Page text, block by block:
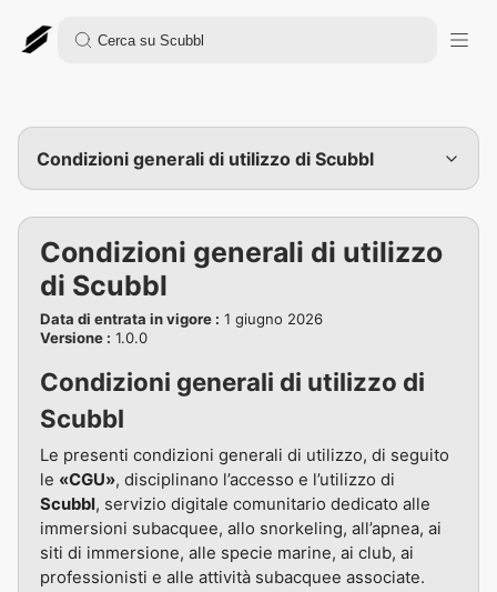
Condizioni generali di utilizzo di Scubbl
Condizioni generali di utilizzo
di Scubbl
Data di entrata in vigore : 1 giugno 2026
Versione : 1.0.0
Condizioni generali di utilizzo di
Scubbl
Le presenti condizioni generali di utilizzo, di seguito
le «CGU», disciplinano l’accesso e l’utilizzo di
Scubbl, servizio digitale comunitario dedicato alle
immersioni subacquee, allo snorkeling, all’apnea, ai
siti di immersione, alle specie marine, ai club, ai
professionisti e alle attività subacquee associate.